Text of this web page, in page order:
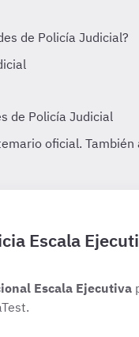
Escala
Escala Ejecutiva